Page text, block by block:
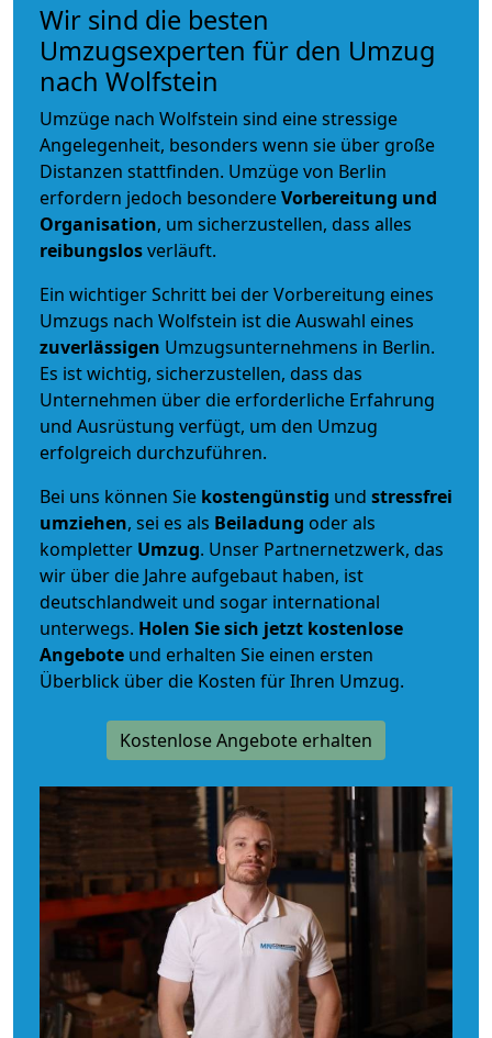
Wir sind die besten
Umzugsexperten für den Umzug
nach Wolfstein
Umzüge nach Wolfstein sind eine stressige
Angelegenheit, besonders wenn sie über große
Distanzen stattfinden. Umzüge von Berlin
erfordern jedoch besondereVorbereitung und
Organisation, um sicherzustellen, dass alles
reibungslosverläuft.
Ein wichtiger Schritt bei der Vorbereitung eines
Umzugs nach Wolfstein ist die Auswahl eines
zuverlässigen Umzugsunternehmens in Berlin.
Es ist wichtig, sicherzustellen, dass das
Unternehmen über die erforderliche Erfahrung
und Ausrüstung verfügt, um den Umzug
erfolgreich durchzuführen.
Bei uns können Sie kostengünstig und stressfrei
umziehen, sei es als Beiladung oder als
kompletter Umzug. Unser Partnernetzwerk, das
wir über die Jahre aufgebaut haben, ist
deutschlandweit und sogar international
unterwegs. Holen Sie sich jetzt kostenlose
Angebote und erhalten Sie einen ersten
Überblick über die Kosten für Ihren Umzug.
Kostenlose Angebote erhalten